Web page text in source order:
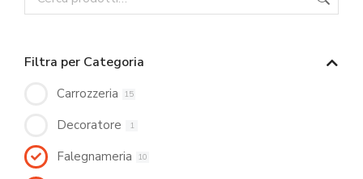
Filtra per Categoria
Carrozzeria 15
Decoratore 1
Falegnameria 10